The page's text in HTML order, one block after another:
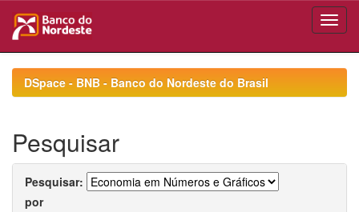
navigationDSpace - BNB - Banco do Nordeste do Brasil
Pesquisar
Pesquisar:
por